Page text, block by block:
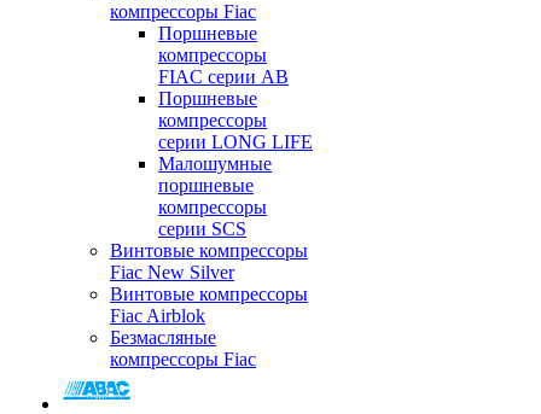
компрессоры Fiac
Поршневые
компрессоры
FIAC серии AB
Поршневые
компрессоры
серии LONG LIFE
Малошумные
поршневые
компрессоры
серии SCS
Винтовые компрессоры
Fiac New Silver
Винтовые компрессоры
Fiac Airblok
Безмасляные
компрессоры Fiac